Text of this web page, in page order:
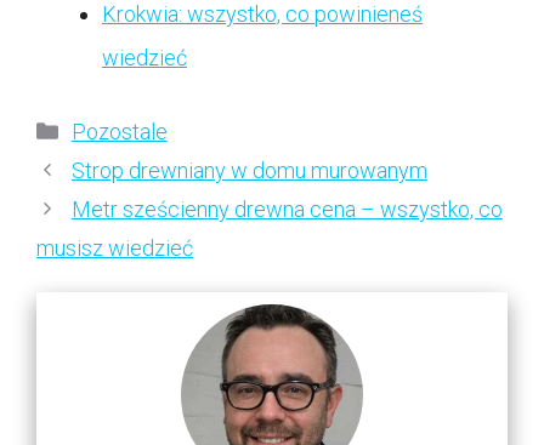
Krokwia: wszystko, co powinieneś
wiedzieć
Kategorie
Pozostale
Strop drewniany w domu murowanym
Metr sześcienny drewna cena – wszystko, co
musisz wiedzieć